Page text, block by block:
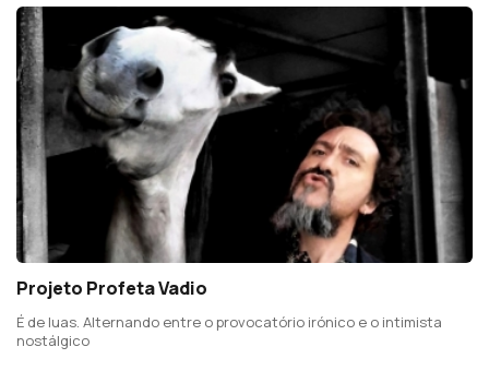
Projeto Profeta Vadio
É de luas. Alternando entre o provocatório irónico e o intimista
nostálgico